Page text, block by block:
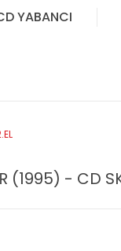
YABANCI
(1995) - CD